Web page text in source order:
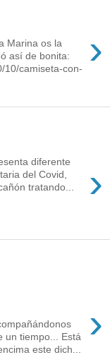
›
Marina os la
así de bonita:
10/camiseta-con-
›
diferente
del Covid,
tratando...
›
un tiempo... Está
este dich...